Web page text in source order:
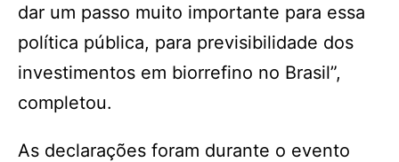
dar um passo muito importante para essa
política pública, para previsibilidade dos
investimentos em biorrefino no Brasil”,
completou.
As declarações foram durante o evento